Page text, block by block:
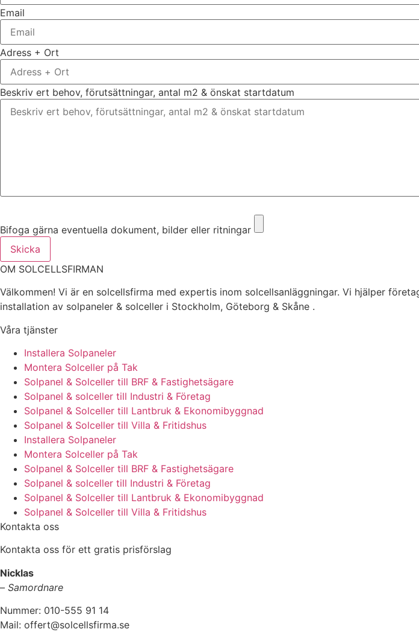
Email
Adress + Ort
Beskriv ert behov, förutsättningar, antal m2 & önskat startdatum
Bifoga gärna eventuella dokument, bilder eller ritningar
Skicka
OM SOLCELLSFIRMAN
Välkommen! Vi är en solcellsfirma med expertis inom solcellsanläggningar. Vi hjälper
installation av solpaneler & solceller i Stockholm, Göteborg & Skåne .
Våra tjänster
Installera Solpaneler
Montera Solceller på Tak
Solpanel & Solceller till BRF & Fastighetsägare
Solpanel & solceller till Industri & Företag
Solpanel & Solceller till Lantbruk & Ekonomibyggnad
Solpanel & Solceller till Villa & Fritidshus
Installera Solpaneler
Montera Solceller på Tak
Solpanel & Solceller till BRF & Fastighetsägare
Solpanel & solceller till Industri & Företag
Solpanel & Solceller till Lantbruk & Ekonomibyggnad
Solpanel & Solceller till Villa & Fritidshus
Kontakta oss
Kontakta oss för ett gratis prisförslag
Nicklas
– Samordnare
Nummer: 010-555 91 14
Mail: offert@solcellsfirma.se